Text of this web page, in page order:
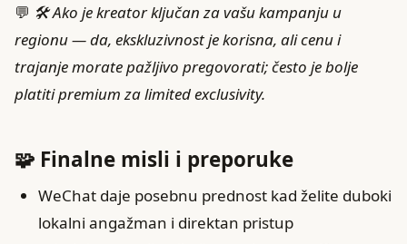
💬 🛠️ Ako je kreator ključan za vašu kampanju u
regionu — da, ekskluzivnost je korisna, ali cenu i
trajanje morate pažljivo pregovorati; često je bolje
platiti premium za limited exclusivity.
🧩 Finalne misli i preporuke
WeChat daje posebnu prednost kad želite duboki
lokalni angažman i direktan pristup